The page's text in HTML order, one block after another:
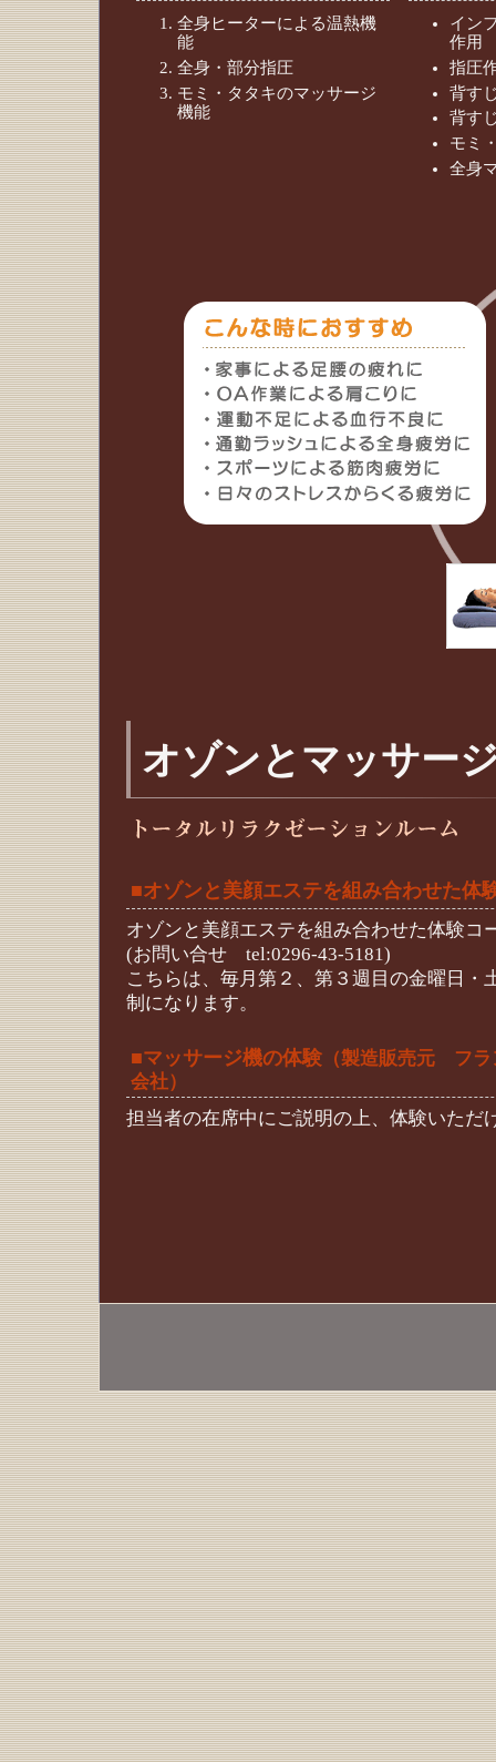
全身ヒーターによる温熱機
能
全身・部分指圧
モミ・タタキのマッサージ
機能
イン
作用
指圧
背す
背す
モミ
全身
オゾンとマッサー
■オゾンと美顔エステを組み合わせた体
オゾンと美顔エステを組み合わせた体験
(お問い合せ tel:0296-43-5181)
こちらは、毎月第２、第３週目の金曜日・
制になります。
■マッサージ機の体験 （製造販売元 フ
会社）
担当者の在席中にご説明の上、体験いただ